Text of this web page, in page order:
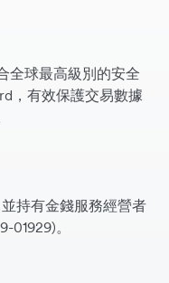
全球最高級別的安全
，有效保護交易數據
持有金錢服務經營者
01929)。